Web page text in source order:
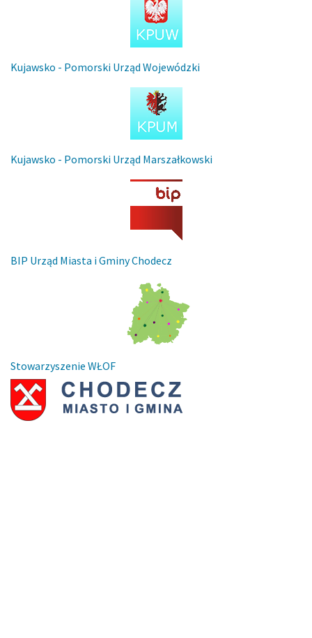
Kujawsko - Pomorski Urząd Wojewódzki
Kujawsko - Pomorski Urząd Marszałkowski
BIP Urząd Miasta i Gminy Chodecz
Stowarzyszenie WŁOF